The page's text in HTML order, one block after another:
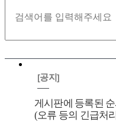
[공지]
게시판에 등록된
(오류 등의 긴급처